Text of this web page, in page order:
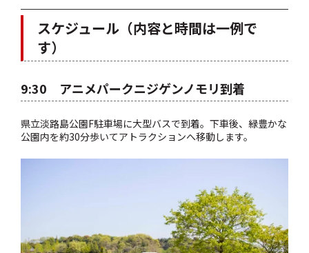
スケジュール（内容と時間は一例で
す）
9:30 アニメパークニジゲンノモリ到着
県立淡路島公園F駐車場に大型バスで到着。下車後、緑豊かな
公園内を約30分歩いてアトラクションへ移動します。